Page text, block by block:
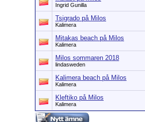
Ingrid Gunilla
Tsigrado på Milos
Kalimera
Mitakas beach på Milos
Kalimera
Milos sommaren 2018
lindasweden
Kalimera beach på Milos
Kalimera
Kleftiko på Milos
Kalimera